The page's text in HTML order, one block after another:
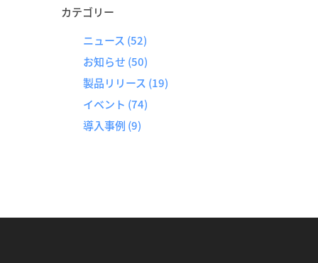
カテゴリー
ニュース (52)
お知らせ (50)
製品リリース (19)
イベント (74)
導入事例 (9)